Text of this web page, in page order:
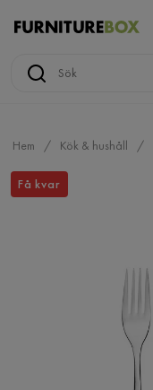
Hem Kök & hushåll
Få kvar